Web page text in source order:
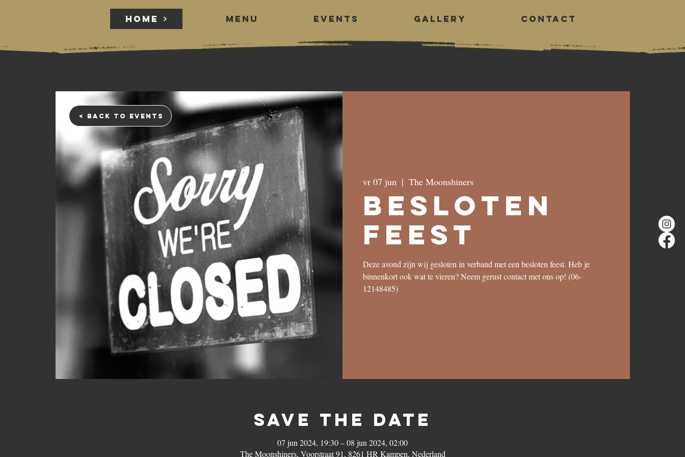
HOME MENU EVENTS GALLERY CONTACT
HOME
vr 07 jun
  |
The Moonshiners
Besloten
Feest
Deze avond zijn wij gesloten in verband met een besloten feest. Heb je
binnenkort ook wat te vieren? Neem gerust contact met ons op! (06-
12148485)
save the date
07 jun 2024, 19:30 – 08 jun 2024, 02:00
The Moonshiners, Voorstraat 91, 8261 HR Kampen, Nederland
< back to events